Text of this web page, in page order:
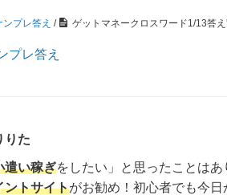
プレ答え / ゲットマネークロスワード1/13答
プレ答え
りた
遣い稼ぎをしたい」と思ったことはあ
ントサイトがお勧め！初心者でも今